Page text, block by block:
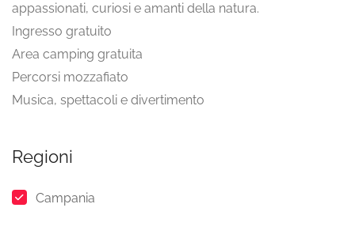
appassionati, curiosi e amanti della natura.
Ingresso gratuito
Area camping gratuita
Percorsi mozzafiato
Musica, spettacoli e divertimento
Regioni
Campania